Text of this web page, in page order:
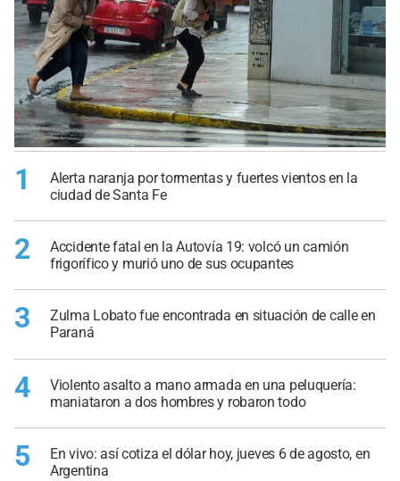
1
Alerta naranja por tormentas y fuertes vientos en la
ciudad de Santa Fe
2
Accidente fatal en la Autovía 19: volcó un camión
frigorífico y murió uno de sus ocupantes
3
Zulma Lobato fue encontrada en situación de calle en
Paraná
4
Violento asalto a mano armada en una peluquería:
maniataron a dos hombres y robaron todo
5
En vivo: así cotiza el dólar hoy, jueves 6 de agosto, en
Argentina